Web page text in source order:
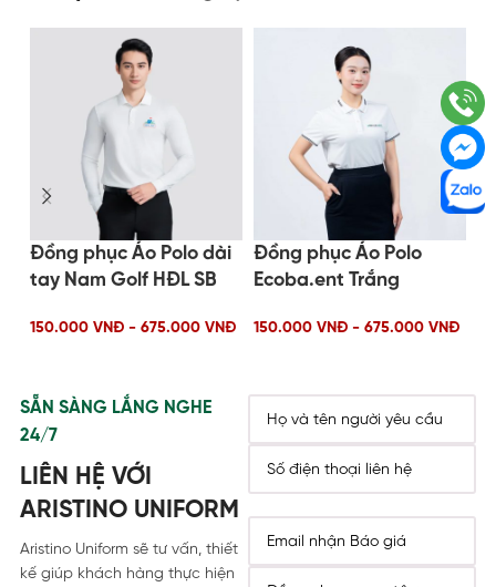
Đồng phục Áo Polo dài
tay Nam Golf HĐL SB
150.000 VNĐ - 675.000 VNĐ
Đồng phục Áo Polo
Ecoba.ent Trắng
150.000 VNĐ - 675.000 VNĐ
SẴN SÀNG LẮNG NGHE
24/7
LIÊN HỆ VỚI
ARISTINO UNIFORM
Aristino Uniform sẽ tư vấn, thiết
kế giúp khách hàng thực hiện